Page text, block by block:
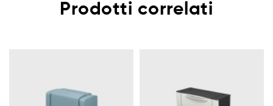
Prodotti correlati